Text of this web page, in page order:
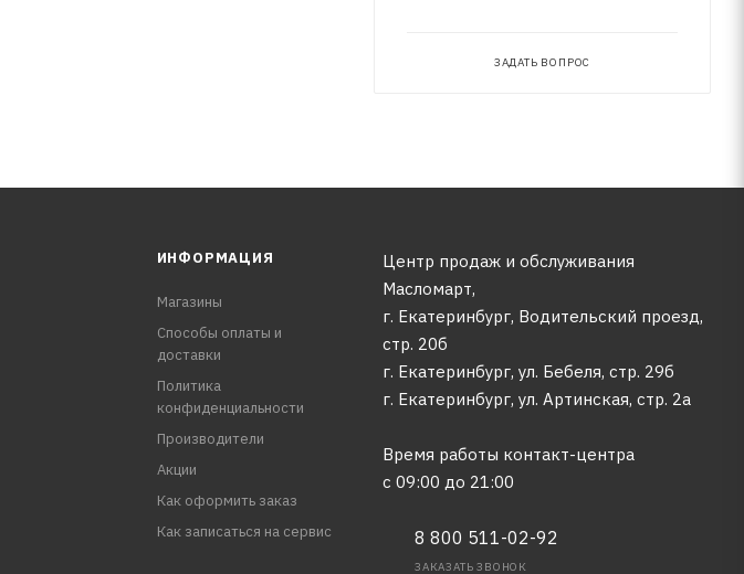
ЗАДАТЬ ВОПРОС
ИНФОРМАЦИЯ
Магазины
Способы оплаты и
доставки
Политика
конфиденциальности
Производители
Акции
Как оформить заказ
Как записаться на сервис
Центр продаж и обслуживания
Масломарт,
г. Екатеринбург, Водительский проезд,
стр. 20б
г. Екатеринбург, ул. Бебеля, стр. 29б
г. Екатеринбург, ул. Артинская, стр. 2а
Время работы контакт-центра
с 09:00 до 21:00
8 800 511-02-92
ЗАКАЗАТЬ ЗВОНОК